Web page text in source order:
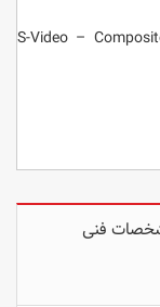
S-Video –
فنی